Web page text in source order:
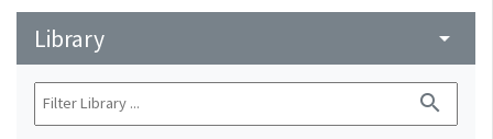
Mazarinum (Bibliothèque Mazarine)
NuBIS (Sorbonne)
1
Patrimonio Digital Complutense
Library arrow_drop_down
search